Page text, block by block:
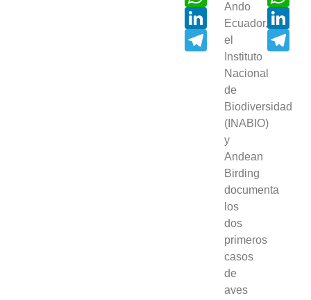
LinkedIn
Telegram
Ando
Ecuador,
el
Instituto
Nacional
de
Biodiversidad
(INABIO)
y
Andean
Birding
documenta
los
dos
primeros
casos
de
aves